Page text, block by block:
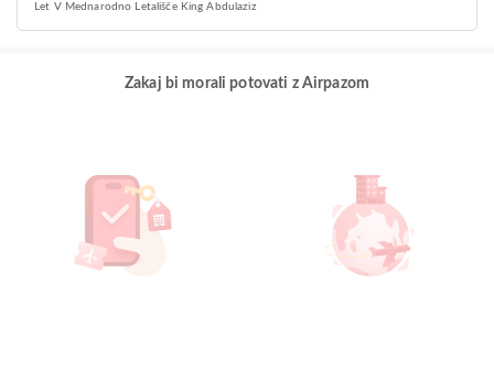
Let V Mednarodno Letališče King Abdulaziz
Zakaj bi morali potovati z Airpazom